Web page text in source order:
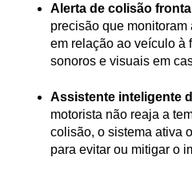
Alerta de colisão
precisão que
em relação ao veículo à
sonoros e visuais em
Assistente inteligente
motorista não reaja a
colisão, o sistema ativa
para evitar ou mitigar o